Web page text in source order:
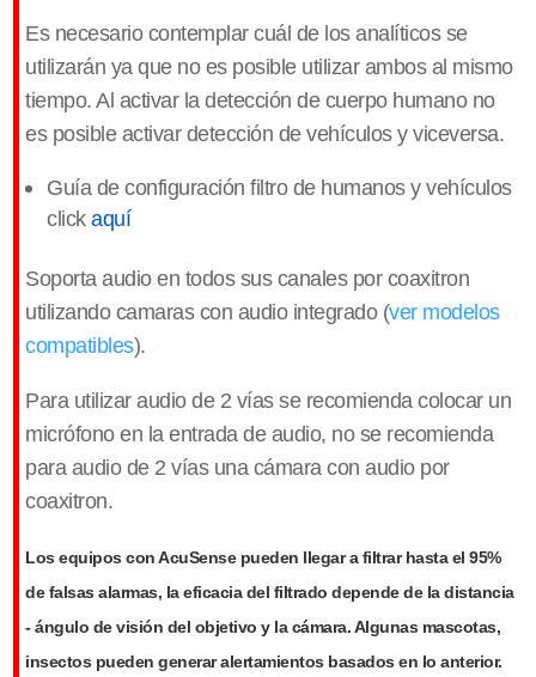
Es necesario contemplar cuál de los analíticos se
utilizarán ya que no es posible utilizar ambos al mismo
tiempo. Al activar la detección de cuerpo humano no
es posible activar detección de vehículos y viceversa.
Guía de configuración filtro de humanos y vehículos
clickaquí
Soporta audio en todos sus canales por coaxitron
utilizando camaras con audio integrado (ver modelos
compatibles).
Para utilizar audio de 2 vías se recomienda colocar un
micrófono en la entrada de audio, no se recomienda
para audio de 2 vías una cámara con audio por
coaxitron.
Los equipos con AcuSense pueden llegar a filtrar hasta el 95%
de falsas alarmas, la eficacia del filtrado depende de la distancia
- ángulo de visión del objetivo y la cámara. Algunas mascotas,
insectos pueden generar alertamientos basados en lo anterior.